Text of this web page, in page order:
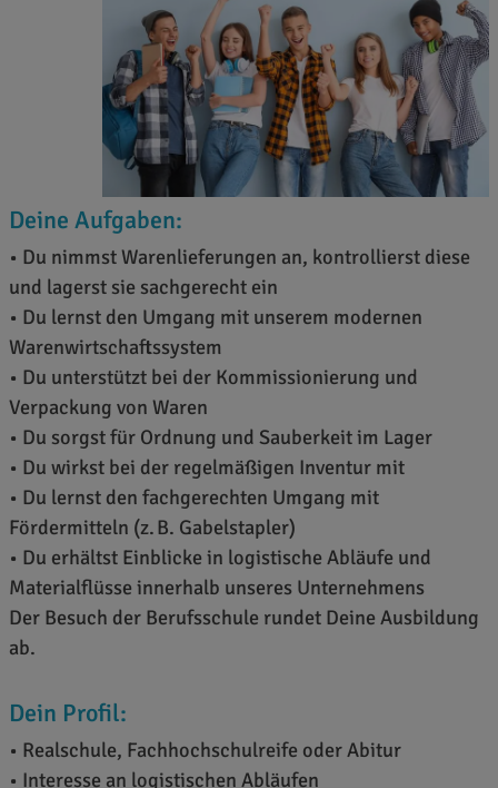
Deine Aufgaben:
• Du nimmst Warenlieferungen an, kontrollierst diese
und lagerst sie sachgerecht ein
• Du lernst den Umgang mit unserem modernen
Warenwirtschaftssystem
• Du unterstützt bei der Kommissionierung und
Verpackung von Waren
• Du sorgst für Ordnung und Sauberkeit im Lager
• Du wirkst bei der regelmäßigen Inventur mit
• Du lernst den fachgerechten Umgang mit
Fördermitteln (z. B. Gabelstapler)
• Du erhältst Einblicke in logistische Abläufe und
Materialflüsse innerhalb unseres Unternehmens
Der Besuch der Berufsschule rundet Deine Ausbildung
ab.
Dein Profil:
• Realschule, Fachhochschulreife oder Abitur
• Interesse an logistischen Abläufen